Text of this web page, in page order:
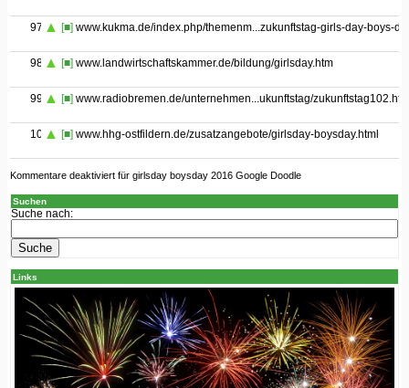
97 [■] www.kukma.de/index.php/themenm...zukunftstag-girls-day-boys-
98 [■] www.landwirtschaftskammer.de/bildung/girlsday.htm
99 [■] www.radiobremen.de/unternehmen...ukunftstag/
100 [■] www.hhg-ostfildern.de/zusatzangebote/girlsday-boysday.html
Kommentare deaktiviertfür girlsday boysday 2016 Google Doodle
Suchen
Suche nach:
Links